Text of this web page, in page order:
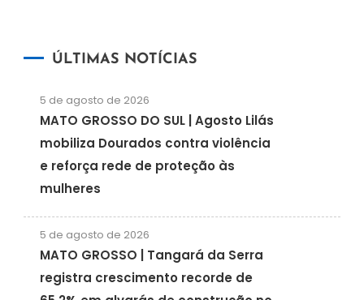
ÚLTIMAS NOTÍCIAS
5 de agosto de 2026
MATO GROSSO DO SUL | Agosto Lilás
mobiliza Dourados contra violência
e reforça rede de proteção às
mulheres
5 de agosto de 2026
MATO GROSSO | Tangará da Serra
registra crescimento recorde de